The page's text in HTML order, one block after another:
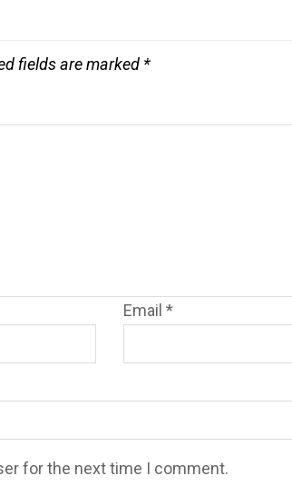
fields are marked *
Email*
for the next time I comment.